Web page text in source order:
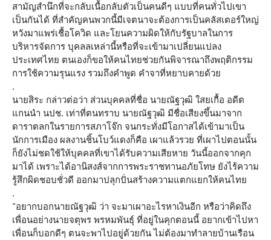
สามัญสำนึกที่จะกลับเนื้อกลับตัวเป็นคนดีๆ แบบที่คนทั่วไปเขา
เป็นกันได้ ที่สำคัญคนพวกนี้มีเจตนาจะต้องการเป็นคลัสเตอร์ใหญ่
หวังมาแพร่เชื้อโควิด และโยนความผิดให้กับรัฐบาลในการ
บริหารจัดการ บุคลลเหล่านี้หรือที่จะเข้ามาเปลี่ยนแปลง
ประเทศไทย ตนเองก็ขอให้คนไทยช่วยกันพิจารณาถึงพฤติกรรม
การใช้ความรุนแรง รวมถึงคำพูด คำจาที่หยาบคายด้วย
.
นายสิระ กล่าวต่อว่า ส่วนบุคคลที่ชื่อ นายณัฐวุฒิ ใสยเกื้อ อดีต
แกนนำ นปช. เท่าที่ตนทราบ นายณัฐวุฒิ มีชื่อเสียงขึ้นมาจาก
ดาราตลกในรายการสภาโจ๊ก จนกระทั่งมีโอกาสได้เข้ามาเป็น
นักการเมือง ผลงานชิ้นโบว์แดงก็คือ เผาแล้วรวย ที่เผาไปตอนนั้น
ก็ยังไม่ชดใช้ให้บุคคลที่เขาได้รับความเสียหาย วันนี้ออกจากคุก
มาได้ เพราะได้อานิสงส์จากการพระราชทานอภัยโทษ ยังไร้ความ
รู้สึกผิดชอบชั่วดี ออกมาปลุกปั่นสร้างความแตกแยกให้คนไทย
.
“อยากบอกนายณัฐวุฒิ ว่า จะมาเผาอะไรหาเงินอีก หรือว่าคิดถึง
เพื่อนอย่างนายจตุพร พรหมพันธุ์ ที่อยู่ในคุกตอนนี้ อยากเข้าไปหา
เพื่อนก็บอกดีๆ ตนจะพาไปอยู่ด้วยกัน ไม่ต้องมาทำลายบ้านเรือน